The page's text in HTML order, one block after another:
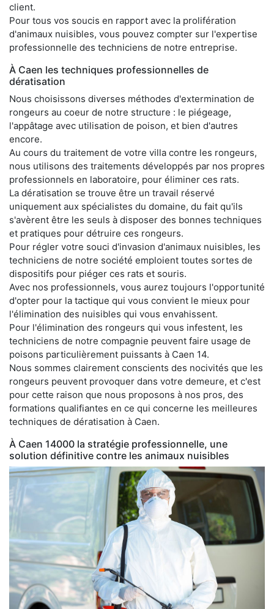
client.
Pour tous vos soucis en rapport avec la prolifération
d'animaux nuisibles, vous pouvez compter sur l'expertise
professionnelle des techniciens de notre entreprise.
À Caen les techniques professionnelles de
dératisation
Nous choisissons diverses méthodes d'extermination de
rongeurs au coeur de notre structure : le piégeage,
l'appâtage avec utilisation de poison, et bien d'autres
encore.
Au cours du traitement de votre villa contre les rongeurs,
nous utilisons des traitements développés par nos propres
professionnels en laboratoire, pour éliminer ces rats.
La dératisation se trouve être un travail réservé
uniquement aux spécialistes du domaine, du fait qu'ils
s'avèrent être les seuls à disposer des bonnes techniques
et pratiques pour détruire ces rongeurs.
Pour régler votre souci d'invasion d'animaux nuisibles, les
techniciens de notre société emploient toutes sortes de
dispositifs pour piéger ces rats et souris.
Avec nos professionnels, vous aurez toujours l'opportunité
d'opter pour la tactique qui vous convient le mieux pour
l'élimination des nuisibles qui vous envahissent.
Pour l'élimination des rongeurs qui vous infestent, les
techniciens de notre compagnie peuvent faire usage de
poisons particulièrement puissants à Caen 14.
Nous sommes clairement conscients des nocivités que les
rongeurs peuvent provoquer dans votre demeure, et c'est
pour cette raison que nous proposons à nos pros, des
formations qualifiantes en ce qui concerne les meilleures
techniques de dératisation à Caen.
À Caen 14000 la stratégie professionnelle, une
solution définitive contre les animaux nuisibles